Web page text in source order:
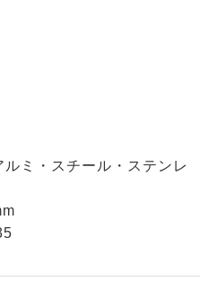
ルミ・スチール・ステンレ